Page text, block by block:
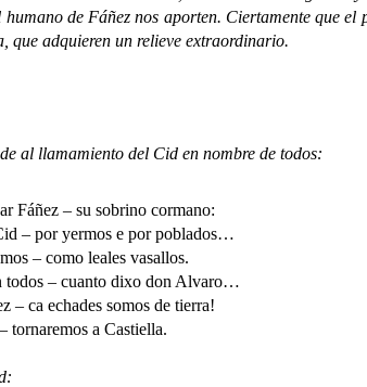
de Fáñez nos aporten. Ciertamente que
que adquieren un relieve extraordinario.
del Cid en nombre de todos:
Fáñez – su sobrino cormano:
yermos e por poblados…
como leales vasallos.
– cuanto dixo don Alvaro…
somos de tierra!
a Castiella.